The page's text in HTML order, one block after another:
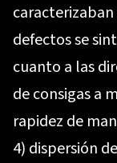
defectos se
cuanto a las
de consigas a
rapidez de
4) dispersión